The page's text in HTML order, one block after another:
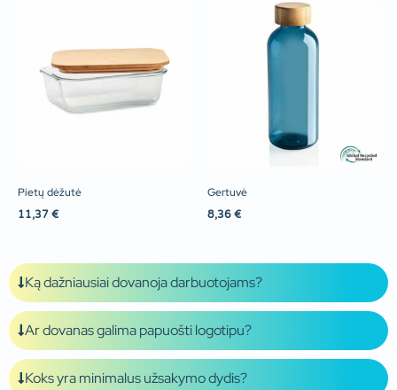
Pietų dėžutė
11,37 €
Gertuvė
8,36 €
Ką dažniausiai dovanoja darbuotojams?
Ar dovanas galima papuošti logotipu?
Koks yra minimalus užsakymo dydis?